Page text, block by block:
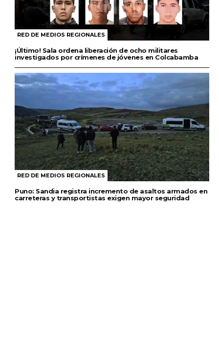
RED DE MEDIOS REGIONALES
¡Último! Sala ordena liberación de ocho militares
investigados por crímenes de jóvenes en Colcabamba
RED DE MEDIOS REGIONALES
Puno: Sandia registra incremento de asaltos armados en
carreteras y transportistas exigen mayor seguridad